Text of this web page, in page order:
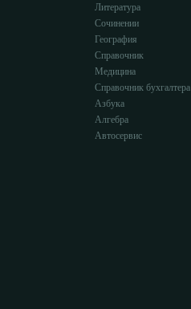
Литература
Сочинении
География
Справочник
Медицина
Справочник бухгалтера
Азбука
Алгебра
Автосервис